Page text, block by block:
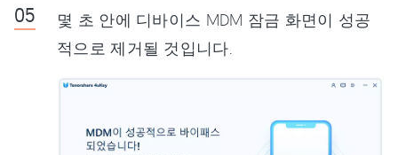
몇 초 안에 디바이스 MDM 잠금 화면이 성공
적으로 제거될 것입니다.